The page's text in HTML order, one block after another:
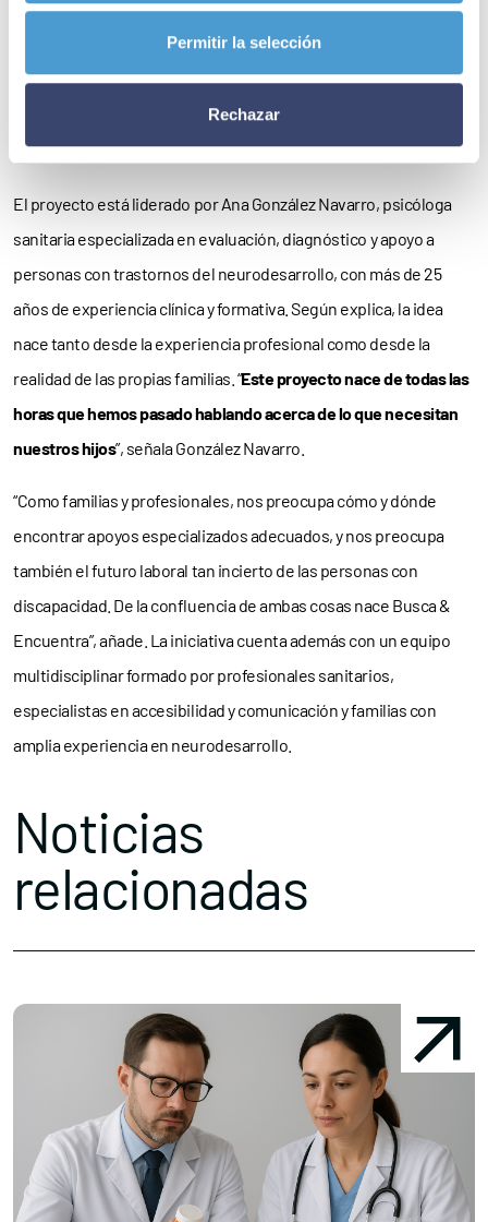
Permitir la selección
Rechazar
impulsada desde la
experiencia
El proyecto está liderado por Ana González Navarro, psicóloga
sanitaria especializada en evaluación, diagnóstico y apoyo a
personas con trastornos del neurodesarrollo, con más de 25
años de experiencia clínica y formativa. Según explica, la idea
nace tanto desde la experiencia profesional como desde la
realidad de las propias familias. “Este proyecto nace de todas las
horas que hemos pasado hablando acerca de lo que necesitan
nuestros hijos”, señala González Navarro.
“Como familias y profesionales, nos preocupa cómo y dónde
encontrar apoyos especializados adecuados, y nos preocupa
también el futuro laboral tan incierto de las personas con
discapacidad. De la confluencia de ambas cosas nace Busca &
Encuentra”, añade. La iniciativa cuenta además con un equipo
multidisciplinar formado por profesionales sanitarios,
especialistas en accesibilidad y comunicación y familias con
amplia experiencia en neurodesarrollo.
Noticias
relacionadas